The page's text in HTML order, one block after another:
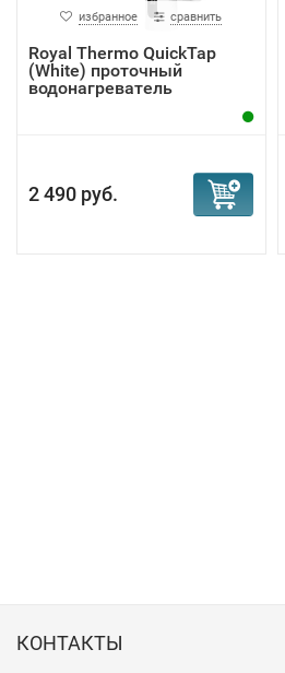
избранное сравнить
Royal Thermo QuickTap
(White) проточный
водонагреватель
2 490 руб.
КОНТАКТЫ